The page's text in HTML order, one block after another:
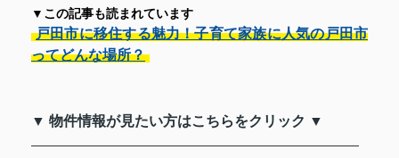
▼この記事も読まれています
戸田市に移住する魅力！子育て家族に人気の戸田市
ってどんな場所？
▼ 物件情報が見たい方はこちらをクリック ▼